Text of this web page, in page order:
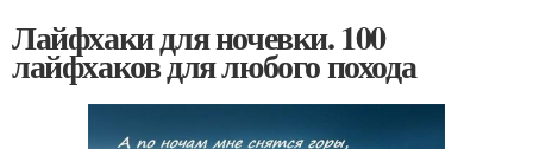
Лайфхаки для ночевки. 100
лайфхаков для любого похода